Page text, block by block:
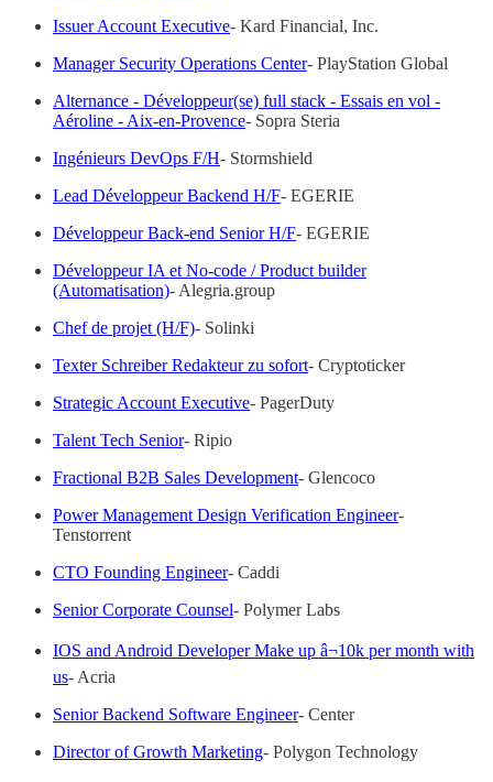
Issuer Account Executive- Kard Financial, Inc.
Manager Security Operations Center- PlayStation Global
Alternance - Développeur(se) full stack - Essais en vol -
Aéroline - Aix-en-Provence- Sopra Steria
Ingénieurs DevOps F/H- Stormshield
Lead Développeur Backend H/F- EGERIE
Développeur Back-end Senior H/F- EGERIE
Développeur IA et No-code / Product builder
(Automatisation)- Alegria.group
Chef de projet (H/F)- Solinki
Texter Schreiber Redakteur zu sofort- Cryptoticker
Strategic Account Executive- PagerDuty
Talent Tech Senior- Ripio
Fractional B2B Sales Development- Glencoco
Power Management Design Verification Engineer-
Tenstorrent
CTO Founding Engineer- Caddi
Senior Corporate Counsel- Polymer Labs
IOS and Android Developer Make up â¬10k per month with
us- Acria
Senior Backend Software Engineer- Center
Director of Growth Marketing- Polygon Technology